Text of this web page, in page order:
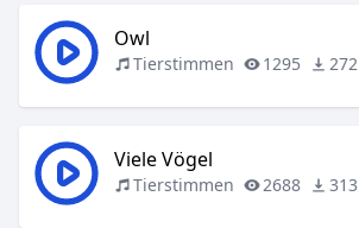
Owl
Tierstimmen 1295 272
Viele Vögel
Tierstimmen 2688 313